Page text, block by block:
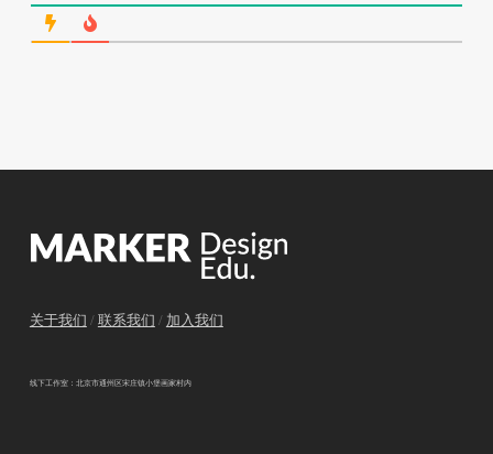
关于我们 / 联系我们 / 加入我们
线下工作室：北京市通州区宋庄镇小堡画家村内